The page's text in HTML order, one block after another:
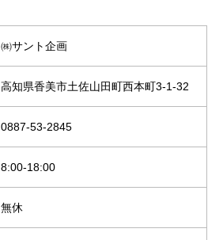
㈱サント企画
高知県香美市土佐山田町西本町3-1-32
0887-53-2845
8:00-18:00
無休